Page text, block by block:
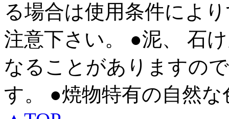
る場合は使用条件によ
注意下さい。 ●泥、 石
なることがありますの
す。 ●焼物特有の自然